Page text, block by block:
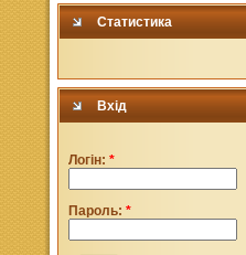
Статистика
Вхід
Логін: *
Пароль: *